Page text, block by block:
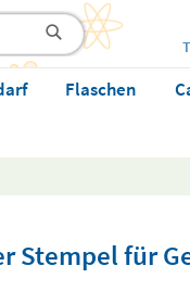
Flaschen
Stempel für